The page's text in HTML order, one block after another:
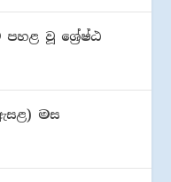
වූ ශ්‍රේෂ්ඨ
මස